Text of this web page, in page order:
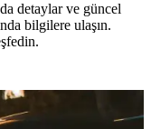
detaylar ve güncel
bilgilere ulaşın.